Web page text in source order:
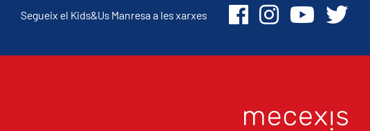
Segueix el Kids&Us Manresa a les xarxes